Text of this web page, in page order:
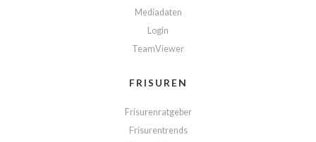
Mediadaten
Login
TeamViewer
FRISUREN
Frisurenratgeber
Frisurentrends